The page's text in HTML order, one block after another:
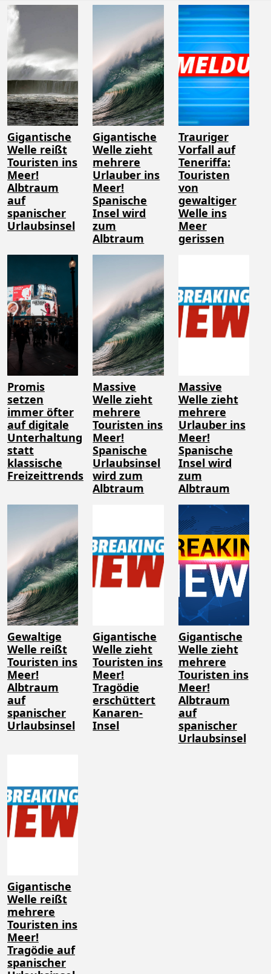
Gigantische
Welle reißt
Touristen ins
Meer!
Albtraum
auf
spanischer
Urlaubsinsel
Gigantische
Welle zieht
mehrere
Urlauber ins
Meer!
Spanische
Insel wird
zum
Albtraum
Trauriger
Vorfall auf
Teneriffa:
Touristen
von
gewaltiger
Welle ins
Meer
gerissen
Promis
setzen
immer öfter
auf digitale
Unterhaltung
statt
klassische
Freizeittrends
Massive
Welle zieht
mehrere
Touristen ins
Meer!
Spanische
Urlaubsinsel
wird zum
Albtraum
Massive
Welle zieht
mehrere
Urlauber ins
Meer!
Spanische
Insel wird
zum
Albtraum
Gewaltige
Welle reißt
Touristen ins
Meer!
Albtraum
auf
spanischer
Urlaubsinsel
Gigantische
Welle zieht
Touristen ins
Meer!
Tragödie
erschüttert
Kanaren-
Insel
Gigantische
Welle zieht
mehrere
Touristen ins
Meer!
Albtraum
auf
spanischer
Urlaubsinsel
Gigantische
Welle reißt
mehrere
Touristen ins
Meer!
Tragödie auf
spanischer